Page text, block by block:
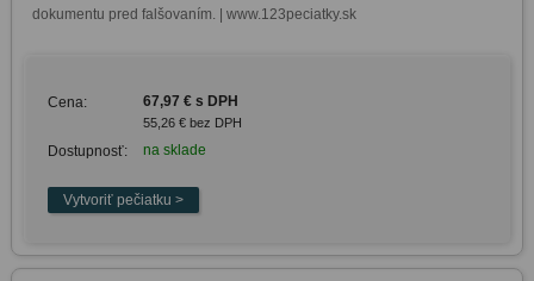
dokumentu pred falšovaním. | www.123peciatky.sk
Cena: 67,97 € s DPH
55,26 € bez DPH
Dostupnosť: na sklade